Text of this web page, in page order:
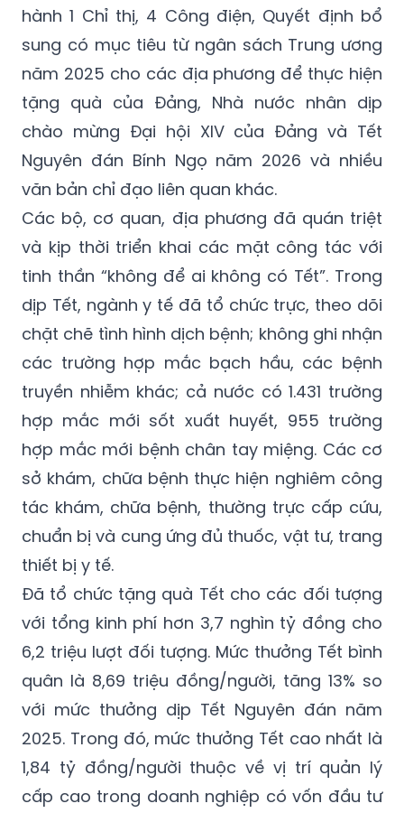
hành 1 Chỉ thị, 4 Công điện, Quyết định bổ
sung có mục tiêu từ ngân sách Trung ương
năm 2025 cho các địa phương để thực hiện
tặng quà của Đảng, Nhà nước nhân dịp
chào mừng Đại hội XIV của Đảng và Tết
Nguyên đán Bính Ngọ năm 2026 và nhiều
văn bản chỉ đạo liên quan khác.
Các bộ, cơ quan, địa phương đã quán triệt
và kịp thời triển khai các mặt công tác với
tinh thần “không để ai không có Tết”. Trong
dịp Tết, ngành y tế đã tổ chức trực, theo dõi
chặt chẽ tình hình dịch bệnh; không ghi nhận
các trường hợp mắc bạch hầu, các bệnh
truyền nhiễm khác; cả nước có 1.431 trường
hợp mắc mới sốt xuất huyết, 955 trường
hợp mắc mới bệnh chân tay miệng. Các cơ
sở khám, chữa bệnh thực hiện nghiêm công
tác khám, chữa bệnh, thường trực cấp cứu,
chuẩn bị và cung ứng đủ thuốc, vật tư, trang
thiết bị y tế.
Đã tổ chức tặng quà Tết cho các đối tượng
với tổng kinh phí hơn 3,7 nghìn tỷ đồng cho
6,2 triệu lượt đối tượng. Mức thưởng Tết bình
quân là 8,69 triệu đồng/người, tăng 13% so
với mức thưởng dịp Tết Nguyên đán năm
2025. Trong đó, mức thưởng Tết cao nhất là
1,84 tỷ đồng/người thuộc về vị trí quản lý
cấp cao trong doanh nghiệp có vốn đầu tư